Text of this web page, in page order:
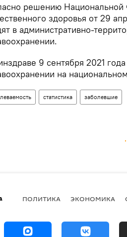
решению Национальной
здоровья от 29
в административно-
9 сентября 2021
на
статистика заболевшие
ПОЛИТИКА ЭКОНОМИКА